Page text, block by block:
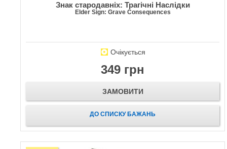
Знак стародавніх: Трагічні Наслідки
Elder Sign: Grave Consequences
Очікується
349 грн
ЗАМОВИТИ
ДО СПИСКУ БАЖАНЬ